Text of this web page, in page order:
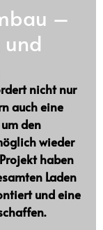
–
und
nicht nur
auch eine
den
wieder
haben
Laden
und eine